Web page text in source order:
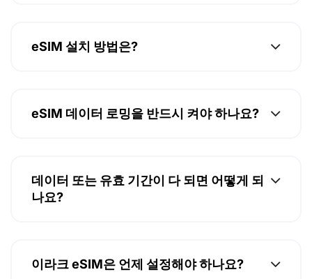
eSIM 설치 방법은?
eSIM 데이터 로밍을 반드시 켜야 하나요?
데이터 또는 유효 기간이 다 되면 어떻게 되
나요?
이라크 eSIM은 언제 설정해야 하나요?